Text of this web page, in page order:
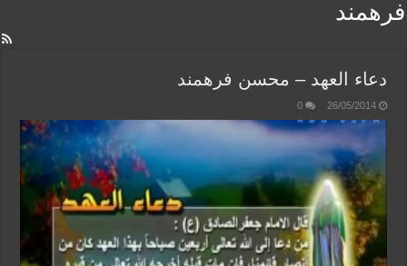
فرهمند
دعاء العهد – محسن فرهمند
26/05/2014
0